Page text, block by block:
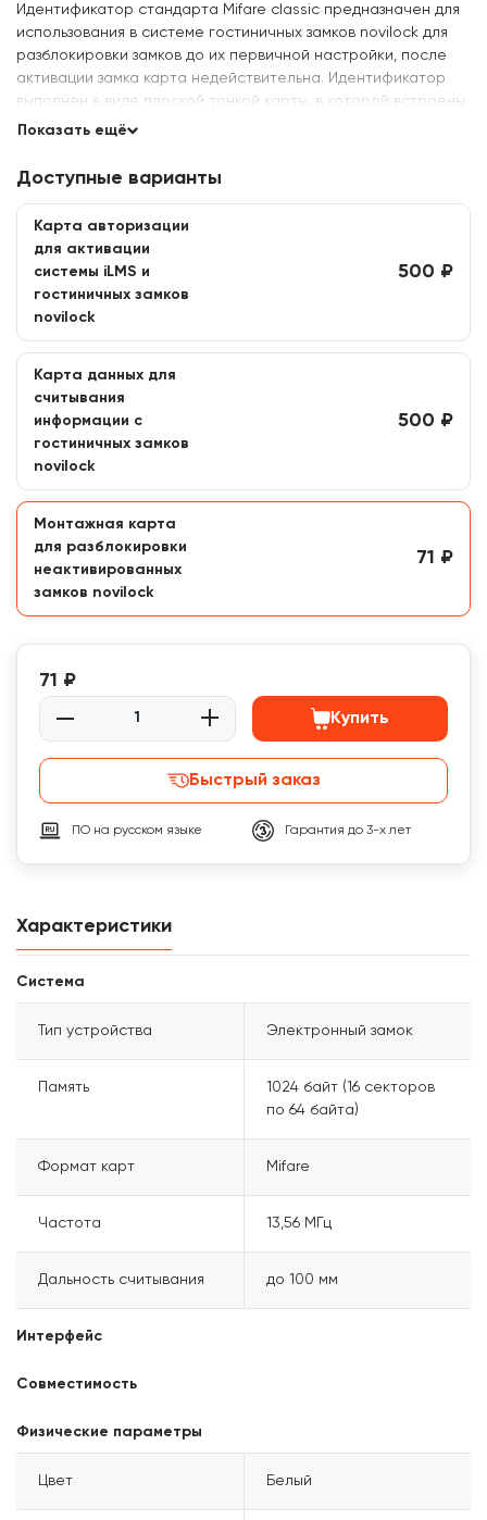
Идентификатор стандарта Mifare classic предназначен для
использования в системе гостиничных замков novilock для
разблокировки замков до их первичной настройки, после
активации замка карта недействительна. Идентификатор
выполнен в виде плоской тонкой карты, в которой встроены
чип и антенна.
Показать ещё
Доступные варианты
Карта авторизации
для активации
системы iLMS и
гостиничных замков
novilock
500 ₽
Карта данных для
считывания
информации с
гостиничных замков
novilock
500 ₽
Монтажная карта
для разблокировки
неактивированных
замков novilock
71 ₽
71 ₽
Купить
Быстрый заказ
ПО на русском языке Гарантия до 3-х лет
Характеристики
Система
Тип устройства Электронный замок
Память
1024 байт (16 секторов
по 64 байта)
Формат карт Mifare
Частота 13,56 МГц
Дальность считывания до 100 мм
Интерфейс
Совместимость
Физические параметры
Цвет Белый